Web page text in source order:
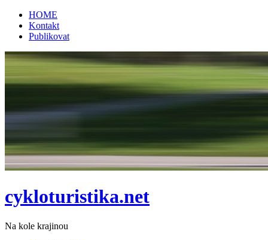
HOME
Kontakt
Publikovat
cykloturistika.net
Na kole krajinou